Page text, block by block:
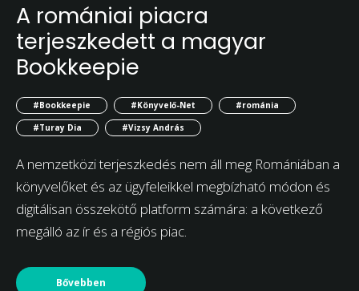
A romániai piacra
terjeszkedett a magyar
Bookkeepie
#Bookkeepie #Könyvelő-Net
#románia
#Turay Dia
#Vizsy András
A nemzetközi terjeszkedés nem áll meg Romániában a
könyvelőket és az ügyfeleikkel megbízható módon és
digitálisan összekötő platform számára: a következő
megálló az ír és a régiós piac.
Bővebben